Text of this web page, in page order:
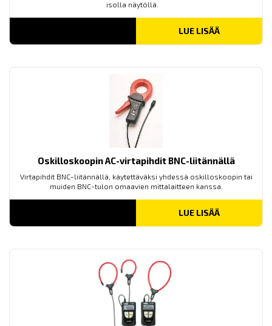
isolla näytöllä.
LUE LISÄÄ
Oskilloskoopin AC-virtapihdit BNC-liitännällä
Virtapihdit BNC-liitännällä, käytettäväksi yhdessä oskilloskoopin tai
muiden BNC-tulon omaavien mittalaitteen kanssa.
LUE LISÄÄ